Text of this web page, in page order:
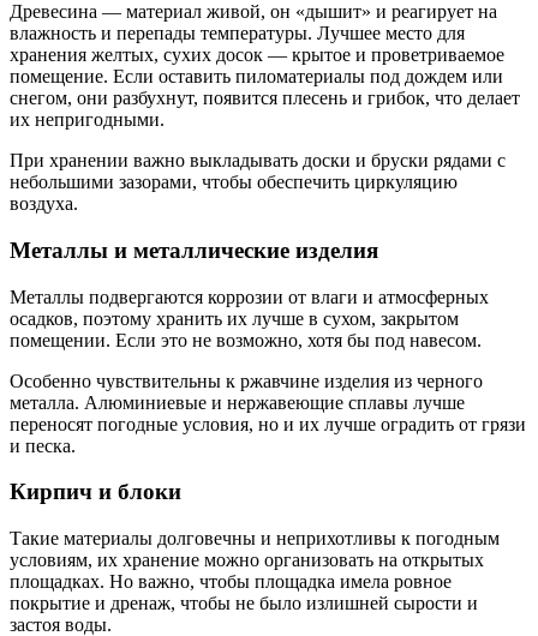
Древесина — материал живой, он «дышит» и реагирует на
влажность и перепады температуры. Лучшее место для
хранения желтых, сухих досок — крытое и проветриваемое
помещение. Если оставить пиломатериалы под дождем или
снегом, они разбухнут, появится плесень и грибок, что делает
их непригодными.
При хранении важно выкладывать доски и бруски рядами с
небольшими зазорами, чтобы обеспечить циркуляцию
воздуха.
Металлы и металлические изделия
Металлы подвергаются коррозии от влаги и атмосферных
осадков, поэтому хранить их лучше в сухом, закрытом
помещении. Если это не возможно, хотя бы под навесом.
Особенно чувствительны к ржавчине изделия из черного
металла. Алюминиевые и нержавеющие сплавы лучше
переносят погодные условия, но и их лучше оградить от грязи
и песка.
Кирпич и блоки
Такие материалы долговечны и неприхотливы к погодным
условиям, их хранение можно организовать на открытых
площадках. Но важно, чтобы площадка имела ровное
покрытие и дренаж, чтобы не было излишней сырости и
застоя воды.